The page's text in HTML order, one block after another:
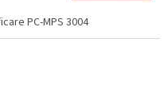
PC-MPS 3004